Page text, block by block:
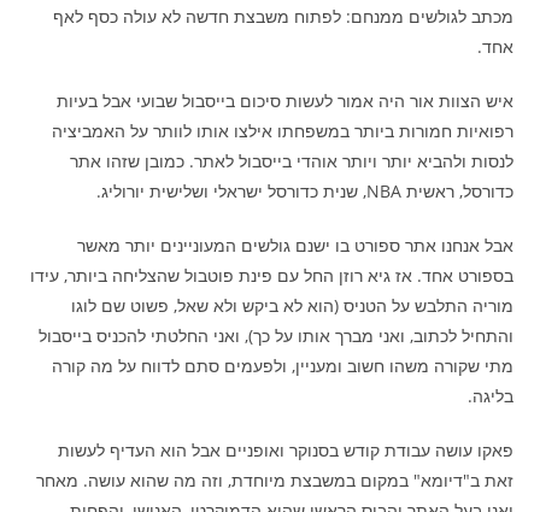
מכתב לגולשים ממנחם: לפתוח משבצת חדשה לא עולה כסף לאף
אחד.
איש הצוות אור היה אמור לעשות סיכום בייסבול שבועי אבל בעיות
רפואיות חמורות ביותר במשפחתו אילצו אותו לוותר על האמביציה
לנסות ולהביא יותר ויותר אוהדי בייסבול לאתר. כמובן שזהו אתר
כדורסל, ראשית NBA, שנית כדורסל ישראלי ושלישית יורוליג.
אבל אנחנו אתר ספורט בו ישנם גולשים המעוניינים יותר מאשר
בספורט אחד. אז גיא רוזן החל עם פינת פוטבול שהצליחה ביותר, עידו
מוריה התלבש על הטניס (הוא לא ביקש ולא שאל, פשוט שם לוגו
והתחיל לכתוב, ואני מברך אותו על כך), ואני החלטתי להכניס בייסבול
מתי שקורה משהו חשוב ומעניין, ולפעמים סתם לדווח על מה קורה
בליגה.
פאקו עושה עבודת קודש בסנוקר ואופניים אבל הוא העדיף לעשות
זאת ב"דיומא" במקום במשבצת מיוחדת, וזה מה שהוא עושה. מאחר